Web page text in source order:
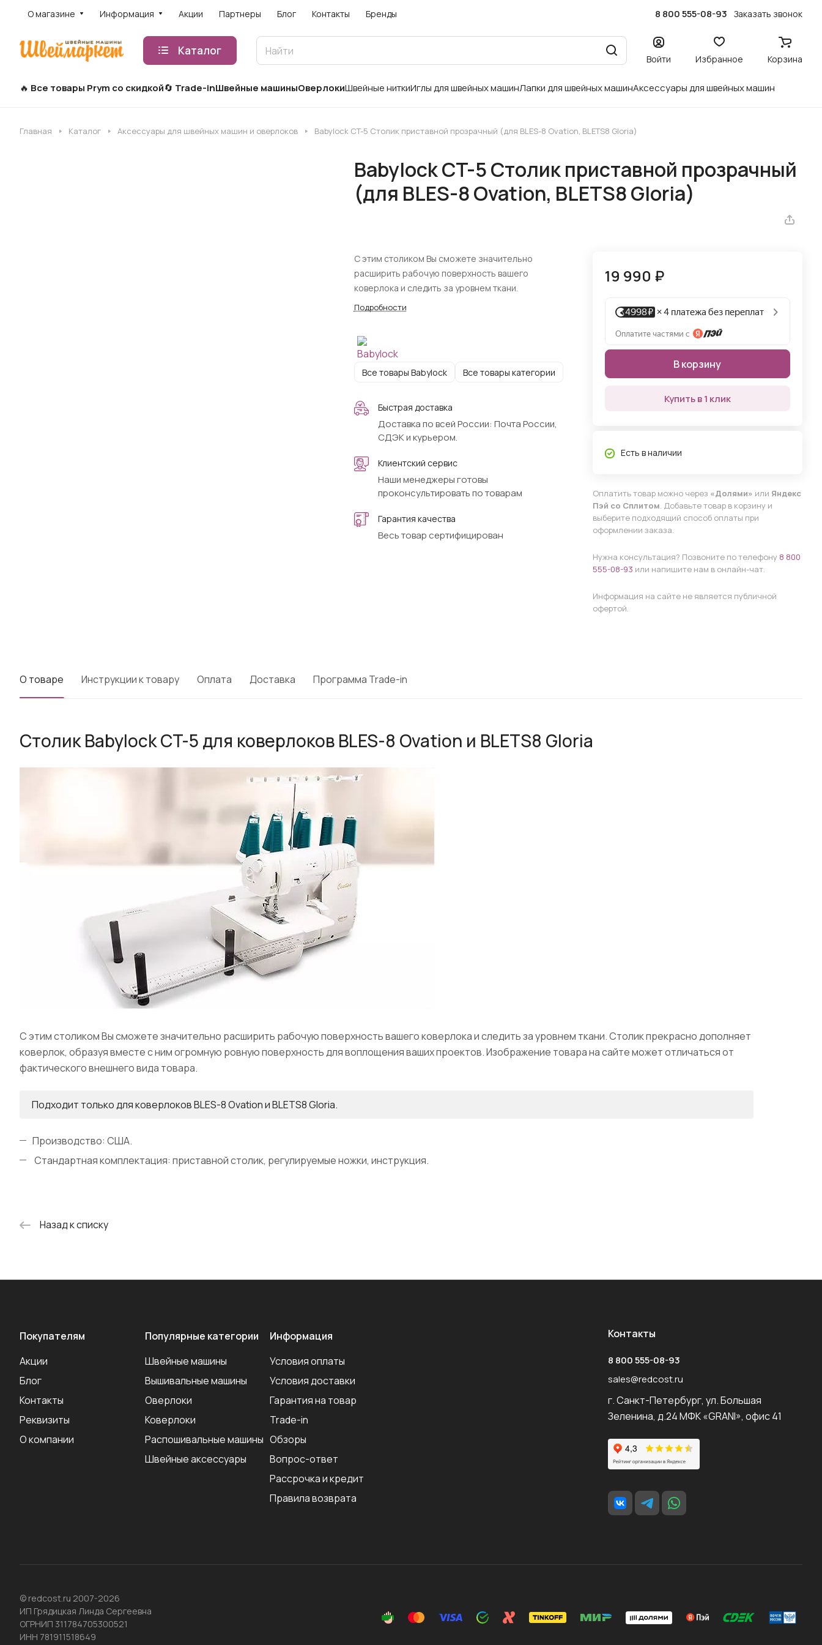
О магазине Информация Акции Партнеры Блог Контакты Бренды 8 800 555-08-93 Заказать звонок
Каталог
Войти Избранное Корзина
Все товары Prym со скидкой Trade-inШвейные машиныОверлокиШвейные ниткиИглы для швейных машинЛапки для швейных машинАксессуары для швейных машин
Главная Каталог Аксессуары для швейных машин и оверлоков Babylock CT-5 Столик приставной прозрачный (для BLES-8 Ovation, BLETS8 Gloria)
Babylock CT-5 Столик приставной прозрачный
(для BLES-8 Ovation, BLETS8 Gloria)
C этим столиком Вы сможете значительно
расширить рабочую поверхность вашего
коверлока и следить за уровнем ткани.
Подробности
Все товары Babylock Все товары категории
Быстрая доставка
Доставка по всей России: Почта России,
СДЭК и курьером.
Клиентский сервис
Наши менеджеры готовы
проконсультировать по товарам
Гарантия качества
Весь товар сертифицирован
19 990 ₽
В корзину
Купить в 1 клик
Есть в наличии
Оплатить товар можно через «Долями» или Яндекс
Пэй со Сплитом. Добавьте товар в корзину и
выберите подходящий способ оплаты при
оформлении заказа.
Нужна консультация? Позвоните по телефону 8 800
555-08-93 или напишите нам в онлайн-чат.
Информация на сайте не является публичной
офертой.
О товаре Инструкции к товару Оплата Доставка Программа Trade-in
Столик Babylock CT-5 для коверлоков BLES-8 Ovation и BLETS8 Gloria
C этим столиком Вы сможете значительно расширить рабочую поверхность вашего коверлока и следить за уровнем ткани. Столик прекрасно дополняет
коверлок, образуя вместе с ним огромную ровную поверхность для воплощения ваших проектов. Изображение товара на сайте может отличаться от
фактического внешнего вида товара.
Подходит только для коверлоков BLES-8 Ovation и BLETS8 Gloria.
Производство: США.
Стандартная комплектация: приставной столик, регулируемые ножки, инструкция.
Назад к списку
Покупателям
Акции
Блог
Контакты
Реквизиты
О компании
Популярные категории
Швейные машины
Вышивальные машины
Оверлоки
Коверлоки
Распошивальные машины
Швейные аксеcсуары
Информация
Условия оплаты
Условия доставки
Гарантия на товар
Trade-in
Обзоры
Вопрос-ответ
Рассрочка и кредит
Правила возврата
Контакты
8 800 555-08-93
sales@redcost.ru
г. Санкт-Петербург, ул. Большая
Зеленина, д.24 МФК «GRANI», офис 41
© redcost.ru 2007-2026
ИП Грядицкая Линда Сергеевна
ОГРНИП 311784705300521
ИНН 781911518649